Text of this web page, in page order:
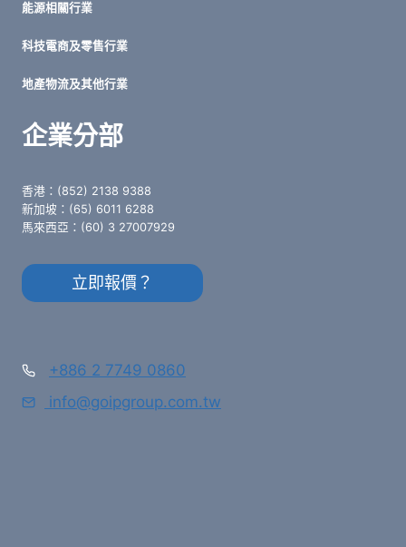
能源相關行業
科技電商及零售行業
地產物流及其他行業
企業分部
香港：(852) 2138 9388
新加坡：(65) 6011 6288
馬來西亞：(60) 3 27007929
立即報價？
+886 2 7749 0860
info@goipgroup.com.tw